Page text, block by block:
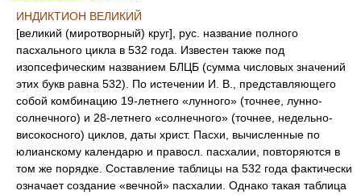
ИНДИКТИОН ВЕЛИКИЙ
[великий (миротворный) круг], рус. название полного
пасхального цикла в 532 года. Известен также под
изопсефическим названием БЛЦБ (сумма числовых значений
этих букв равна 532). По истечении И. В., представляющего
собой комбинацию 19-летнего «лунного» (точнее, лунно-
солнечного) и 28-летнего «солнечного» (точнее, недельно-
високосного) циклов, даты христ. Пасхи, вычисленные по
юлианскому календарю и правосл. пасхалии, повторяются в
том же порядке. Составление таблицы на 532 года фактически
означает создание «вечной» пасхалии. Однако такая таблица